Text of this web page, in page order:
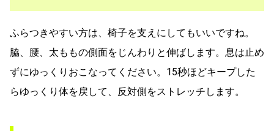
ふらつきやすい方は、椅子を支えにしてもいいですね。
脇、腰、太ももの側面をじんわりと伸ばします。息は止め
ずにゆっくりおこなってください。15秒ほどキープした
らゆっくり体を戻して、反対側をストレッチします。